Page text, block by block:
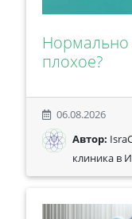
Нормально
плохое?
06.08.2026
Автор:
клиника в